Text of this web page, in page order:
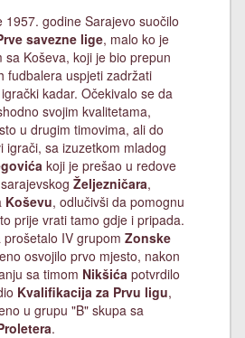
1957. godine Sarajevo suočilo
savezne lige, malo ko je
sa Koševa, koji je bio prepun
fudbalera uspjeti zadržati
kadar. Očekivalo se da
svojim kvalitetama,
u drugim timovima, ali do
igrači, sa izuzetkom mladog
koji je prešao u redove
Željezničara,
Koševu, odlučivši da pomognu
prije vrati tamo gdje i pripada.
IV grupom Zonske
osvojilo prvo mjesto, nakon
sa timom Nikšića potvrdilo
Kvalifikacija za Prvu ligu,
u grupu "B" skupa sa
.